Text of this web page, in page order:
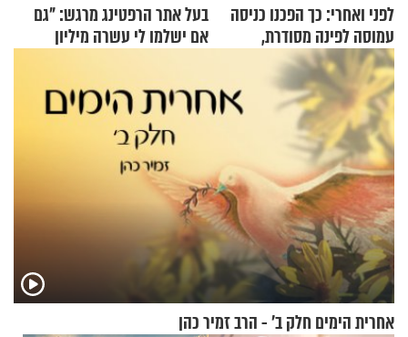
לפני ואחרי: כך הפכנו כניסה
עמוסה לפינה מסודרת,
שימושית ומזמינה
בעל אתר הרפטינג מרגש: "גם
אם ישלמו לי עשרה מיליון
אחרית הימים חלק ב’ - הרב זמיר כהן